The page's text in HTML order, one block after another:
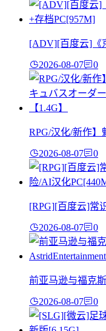
[ADV][百度云]《
2026-08-07 0
RPG/汉化/新作
2026-08-07 0
[RPG][百度云]常
2026-08-07 0
前亚马逊与福克
2026-08-07 0